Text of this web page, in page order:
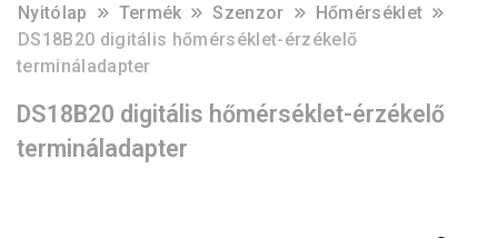
Nyitólap Termék Szenzor
Hőmérséklet
DS18B20 digitális hőmérséklet-érzékelő
termináladapter
DS18B20 digitális hőmérséklet-érzékelő
termináladapter